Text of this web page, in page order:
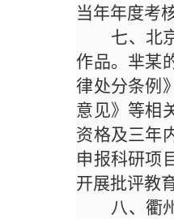
当年年度考
七、北
作品。芈某
律处分条例
意见》等相
资格及三年
申报科研项
开展批评教育
八、衢